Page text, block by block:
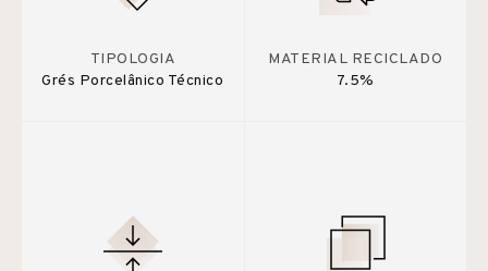
TIPOLOGIA
Grés Porcelânico Técnico
MATERIAL RECICLADO
7.5%